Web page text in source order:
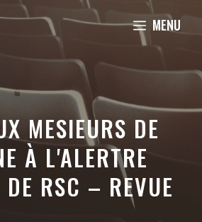
MENU
MESIEURS DE
À L'ALERTRE
RSC – REVUE